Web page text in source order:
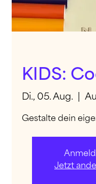
KIDS:
Di., 05. Aug.
  |
Gestalte dein
Jetzt